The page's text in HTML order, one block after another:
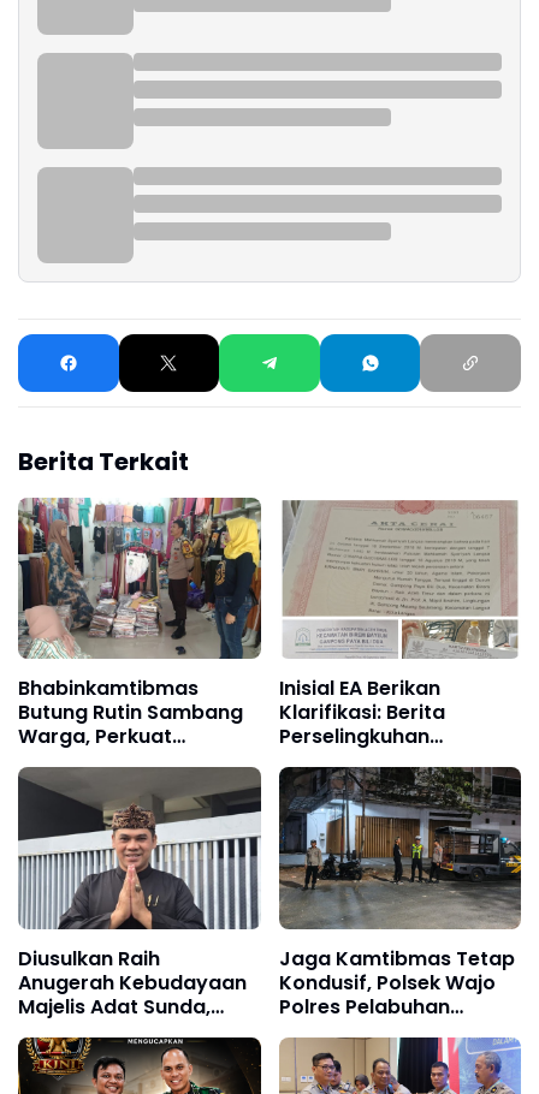
Berita Terkait
Bhabinkamtibmas
Butung Rutin Sambang
Warga, Perkuat
Keamanan Lingkungan
Inisial EA Berikan
Klarifikasi: Berita
Perselingkuhan
Terhadap Saya Adalah
Tidak Benar dan Dari
Narasumber Sesat
Diusulkan Raih
Anugerah Kebudayaan
Majelis Adat Sunda,
Kombes Hendra
Rochmawan, Tanggung
Jawab Bersama
Jaga Kamtibmas Tetap
Kondusif, Polsek Wajo
Polres Pelabuhan
Makassar Intensifkan
Patroli KRYD